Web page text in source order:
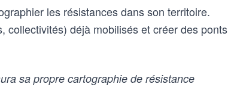
les résistances dans son territoire.
collectivités) déjà mobilisés et créer des ponts
sa propre cartographie de résistance